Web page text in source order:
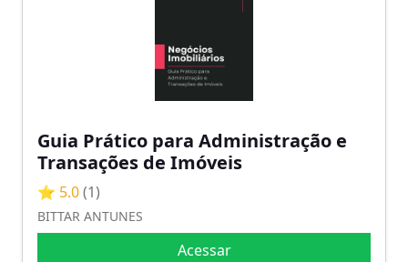
Guia Prático para Administração e
Transações de Imóveis
⭐ 5.0(1)
BITTAR ANTUNES
Acessar